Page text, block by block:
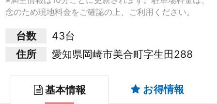
念のため現地料金をご確認の上、ご利用ください。
台数
43台
住所
愛知県岡崎市美合町字生田288
基本情報 お得情報